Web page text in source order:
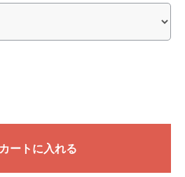
カートに入れる